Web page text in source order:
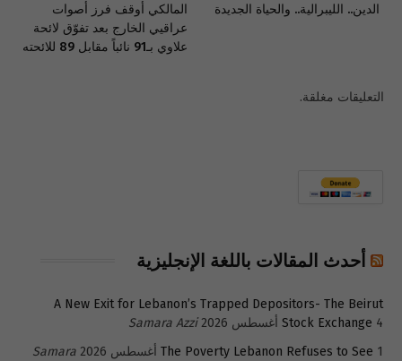
الدين.. الليبرالية.. والحياة الجديدة
المالكي أوقف فرز أصوات
عراقيي الخارج بعد تفوّق لائحة
علاوي بـ91 نائباً مقابل 89 للائحته
التعليقات مغلقة.
أحدث المقالات باللغة الإنجليزية
A New Exit for Lebanon’s Trapped Depositors- The Beirut
Stock Exchange 4 أغسطس 2026
Samara Azzi
The Poverty Lebanon Refuses to See 1 أغسطس 2026
Samara